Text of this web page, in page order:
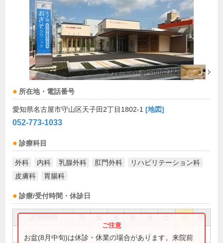
所在地・電話番号
愛知県名古屋市守山区天子田2丁目1802-1 [地図]
052-773-1033
診療科目
外科 内科 乳腺外科 肛門外科
リハビリテーション科
皮膚科
胃腸科
診療/受付時間・休診日
祝
9:00～12:00 ● ● ● ●
お盆(8月中旬)は休診・休業の場合があります。来院前